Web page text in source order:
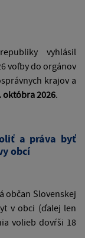
vyhlásil
voľby do orgánov
krajov a
októbra 2026.
a práva byť
obcí
občan Slovenskej
v obci (ďalej len
volieb dovŕši 18